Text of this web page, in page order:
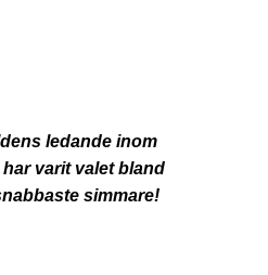
ledande inom
varit valet bland
simmare!